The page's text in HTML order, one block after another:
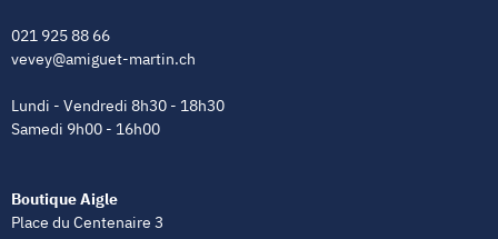
021 925 88 66
vevey@amiguet-martin.ch
Lundi - Vendredi 8h30 - 18h30
Samedi 9h00 - 16h00
Boutique Aigle
Place du Centenaire 3